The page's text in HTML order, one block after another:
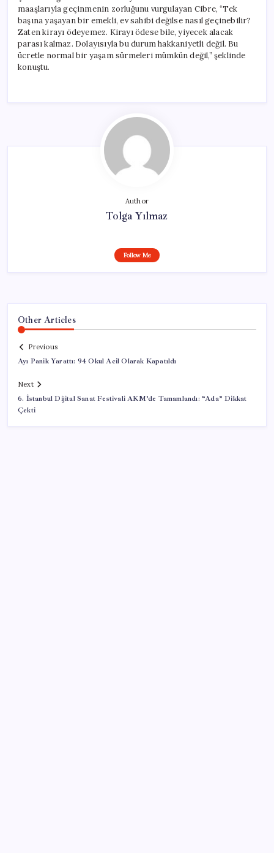
maaşlarıyla geçinmenin zorluğunu vurgulayan Cibre, “Tek
başına yaşayan bir emekli, ev sahibi değilse nasıl geçinebilir?
Zaten kirayı ödeyemez. Kirayı ödese bile, yiyecek alacak
parası kalmaz. Dolayısıyla bu durum hakkaniyetli değil. Bu
ücretle normal bir yaşam sürmeleri mümkün değil,” şeklinde
konuştu.
Author
Tolga Yılmaz
Follow Me
Other Articles
Previous
Ayı Panik Yarattı: 94 Okul Acil Olarak Kapatıldı
Next
6. İstanbul Dijital Sanat Festivali AKM’de Tamamlandı: “Ada” Dikkat
Çekti